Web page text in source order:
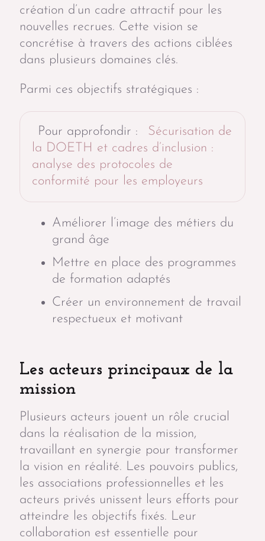
création d’un cadre attractif pour les
nouvelles recrues. Cette vision se
concrétise à travers des actions ciblées
dans plusieurs domaines clés.
Parmi ces objectifs stratégiques :
Pour approfondir :
Sécurisation de
la DOETH et cadres d’inclusion :
analyse des protocoles de
conformité pour les employeurs
Améliorer l’image des métiers du
grand âge
Mettre en place des programmes
de formation adaptés
Créer un environnement de travail
respectueux et motivant
Les acteurs principaux de la
mission
Plusieurs acteurs jouent un rôle crucial
dans la réalisation de la mission,
travaillant en synergie pour transformer
la vision en réalité. Les pouvoirs publics,
les associations professionnelles et les
acteurs privés unissent leurs efforts pour
atteindre les objectifs fixés. Leur
collaboration est essentielle pour